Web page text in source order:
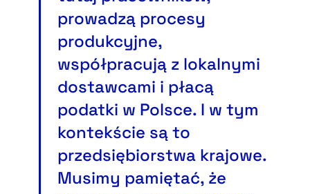
prowadzą procesy
produkcyjne,
współpracują z lokalnymi
dostawcami i płacą
podatki w Polsce. I w tym
kontekście są to
przedsiębiorstwa krajowe.
Musimy pamiętać, że